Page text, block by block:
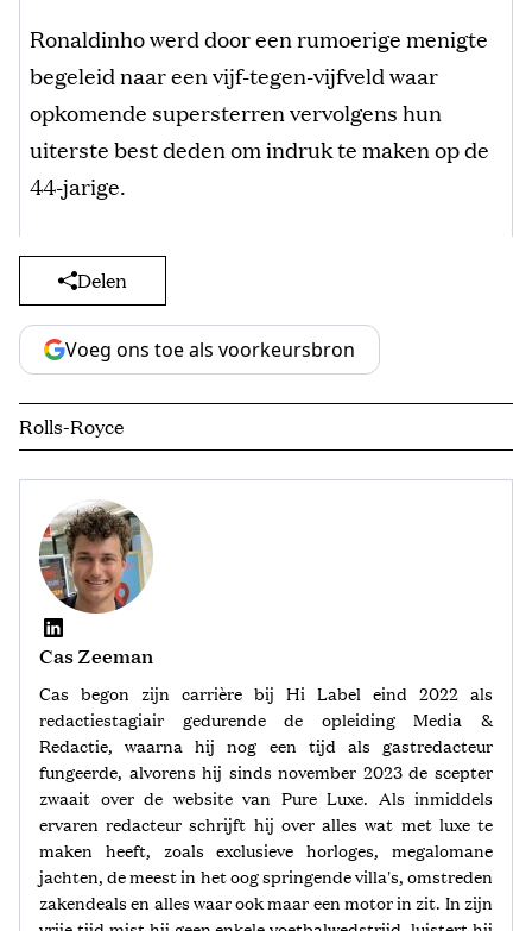
Ronaldinho werd door een rumoerige menigte
begeleid naar een vijf-tegen-vijfveld waar
opkomende supersterren vervolgens hun
uiterste best deden om indruk te maken op de
44-jarige.
Delen
Voeg ons toe als voorkeursbron
Rolls-Royce
Cas Zeeman
Cas begon zijn carrière bij Hi Label eind 2022 als
redactiestagiair gedurende de opleiding Media &
Redactie, waarna hij nog een tijd als gastredacteur
fungeerde, alvorens hij sinds november 2023 de scepter
zwaait over de website van Pure Luxe. Als inmiddels
ervaren redacteur schrijft hij over alles wat met luxe te
maken heeft, zoals exclusieve horloges, megalomane
jachten, de meest in het oog springende villa's, omstreden
zakendeals en alles waar ook maar een motor in zit. In zijn